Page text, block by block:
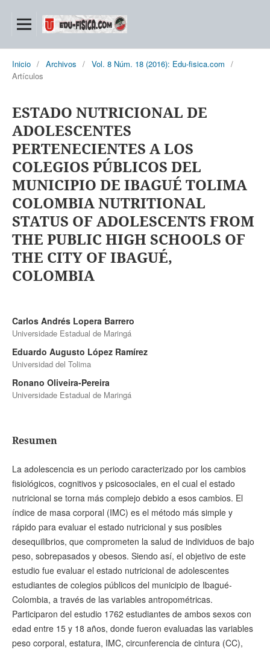
Inicio / Archivos / Vol. 8 Núm. 18 (2016): Edu-fisica.com
/
Artículos
ESTADO NUTRICIONAL DE
ADOLESCENTES
PERTENECIENTES A LOS
COLEGIOS PÚBLICOS DEL
MUNICIPIO DE IBAGUÉ TOLIMA
COLOMBIA NUTRITIONAL
STATUS OF ADOLESCENTS FROM
THE PUBLIC HIGH SCHOOLS OF
THE CITY OF IBAGUÉ,
COLOMBIA
Carlos Andrés Lopera Barrero
Universidade Estadual de Maringá
Eduardo Augusto López Ramírez
Universidad del Tolima
Ronano Oliveira-Pereira
Universidade Estadual de Maringá
Resumen
La adolescencia es un periodo caracterizado por los cambios
fisiológicos, cognitivos y psicosociales, en el cual el estado
nutricional se torna más complejo debido a esos cambios. El
índice de masa corporal (IMC) es el método más simple y
rápido para evaluar el estado nutricional y sus posibles
desequilibrios, que comprometen la salud de individuos de bajo
peso, sobrepasados y obesos. Siendo así, el objetivo de este
estudio fue evaluar el estado nutricional de adolescentes
estudiantes de colegios públicos del municipio de Ibagué-
Colombia, a través de las variables antropométricas.
Participaron del estudio 1762 estudiantes de ambos sexos con
edad entre 15 y 18 años, donde fueron evaluadas las variables
peso corporal, estatura, IMC, circunferencia de cintura (CC),